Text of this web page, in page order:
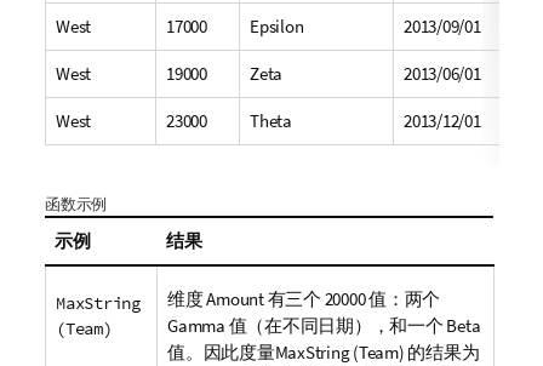
West 17000 Epsilon 2013/09/01
West 19000 Zeta 2013/06/01
West 23000 Theta 2013/12/01
函数示例
示例 结果
MaxString
(Team)
维度Amount有三个 20000 值：两个
Gamma 值（在不同日期），和一个 Beta
值。因此度量MaxString (Team) 的结果为